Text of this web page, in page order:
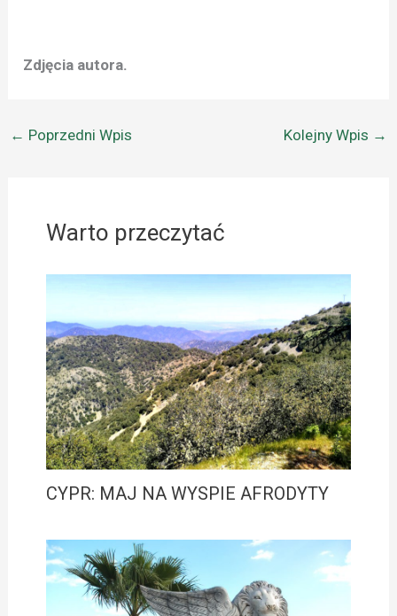
Zdjęcia autora.
← Poprzedni Wpis Kolejny Wpis →
Warto przeczytać
CYPR: MAJ NA WYSPIE AFRODYTY